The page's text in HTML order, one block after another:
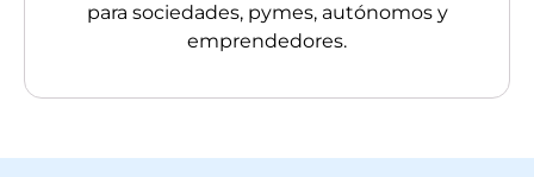
para sociedades, pymes, autónomos y
emprendedores.